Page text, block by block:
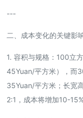
---
二、成本变化的关键影
1. 容积与规格：100立
45Yuan/平方米），而
35Yuan/平方米；长宽
2:1，成本将增加10-15%